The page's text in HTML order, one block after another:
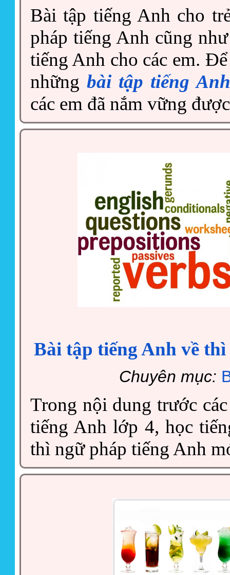
Bài tập tiếng Anh cho
pháp tiếng Anh cũng
tiếng Anh cho các em.
những bài tập tiếng Anh
các em đã nắm vững
Bài tập tiếng Anh về
Chuyên mục:
Trong nội dung trước
tiếng Anh lớp 4, học
thì ngữ pháp tiếng Anh